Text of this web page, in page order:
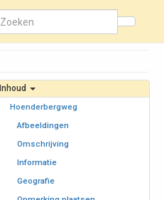
Inhoud
Hoenderbergweg
Afbeeldingen
Omschrijving
Informatie
Geografie